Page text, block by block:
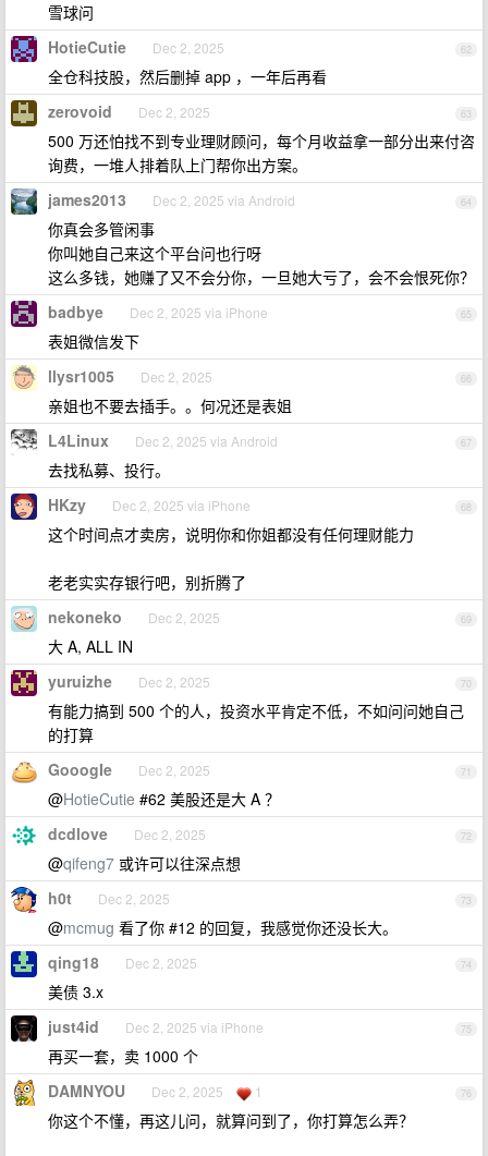
雪球问
62
HotieCutie Dec 2, 2025
全仓科技股，然后删掉 app ，一年后再看
63
zerovoid Dec 2, 2025
500 万还怕找不到专业理财顾问，每个月收益拿一部分出来付咨
询费，一堆人排着队上门帮你出方案。
64
james2013 Dec 2, 2025 via Android
你真会多管闲事
你叫她自己来这个平台问也行呀
这么多钱，她赚了又不会分你，一旦她大亏了，会不会恨死你？
65
badbye Dec 2, 2025 via iPhone
表姐微信发下
66
llysr1005 Dec 2, 2025
亲姐也不要去插手。。何况还是表姐
67
L4Linux Dec 2, 2025 via Android
去找私募、投行。
68
HKzy Dec 2, 2025 via iPhone
这个时间点才卖房，说明你和你姐都没有任何理财能力
老老实实存银行吧，别折腾了
69
nekoneko Dec 2, 2025
大 A, ALL IN
70
yuruizhe Dec 2, 2025
有能力搞到 500 个的人，投资水平肯定不低，不如问问她自己
的打算
71
GooogIe Dec 2, 2025
@HotieCutie #62 美股还是大 A ？
72
dcdlove Dec 2, 2025
@qifeng7 或许可以往深点想
73
h0t Dec 2, 2025
@mcmug 看了你 #12 的回复，我感觉你还没长大。
74
qing18 Dec 2, 2025
美债 3.x
75
just4id Dec 2, 2025 via iPhone
再买一套，卖 1000 个
76
DAMNYOU Dec 2, 2025 1
你这个不懂，再这儿问，就算问到了，你打算怎么弄？